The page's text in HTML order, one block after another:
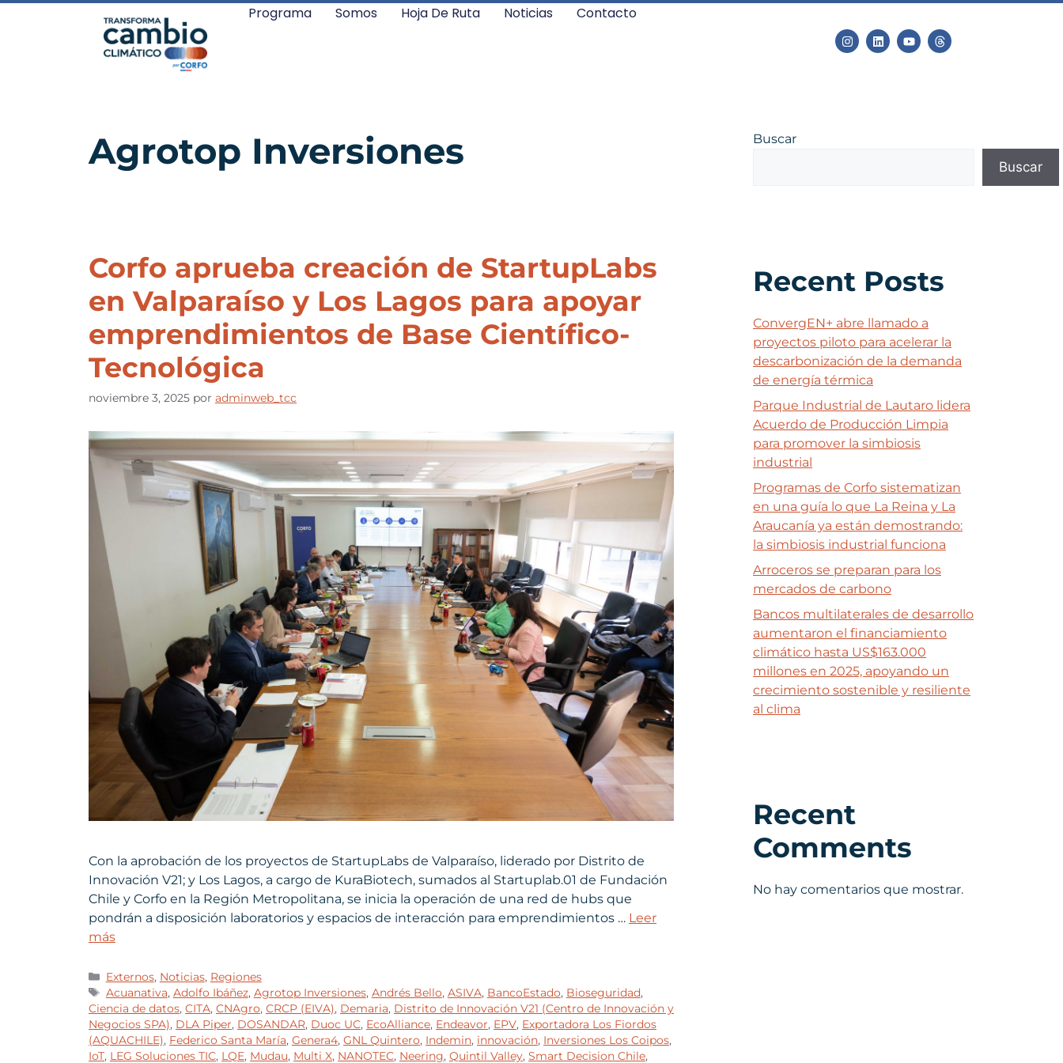
Programa Somos Hoja De Ruta Noticias Contacto
Agrotop Inversiones
Corfo aprueba creación de StartupLabs
en Valparaíso y Los Lagos para apoyar
emprendimientos de Base Científico-
Tecnológica
noviembre 3, 2025 por adminweb_tcc
Con la aprobación de los proyectos de StartupLabs de Valparaíso, liderado por Distrito de
Innovación V21; y Los Lagos, a cargo de KuraBiotech, sumados al Startuplab.01 de Fundación
Chile y Corfo en la Región Metropolitana, se inicia la operación de una red de hubs que
pondrán a disposición laboratorios y espacios de interacción para emprendimientos … Leer
más
Externos, Noticias, Regiones
Acuanativa, Adolfo Ibáñez, Agrotop Inversiones, Andrés Bello, ASIVA, BancoEstado, Bioseguridad,
Ciencia de datos, CITA, CNAgro, CRCP (EIVA), Demaria, Distrito de Innovación V21 (Centro de Innovación y
Negocios SPA), DLA Piper, DOSANDAR, Duoc UC, EcoAlliance, Endeavor, EPV, Exportadora Los Fiordos
(AQUACHILE), Federico Santa María, Genera4, GNL Quintero, Indemin, innovación, Inversiones Los Coipos,
IoT, LEG Soluciones TIC, LQE, Mudau, Multi X, NANOTEC, Neering, Quintil Valley, Smart Decision Chile,
Buscar
Buscar
Recent Posts
ConvergEN+ abre llamado a
proyectos piloto para acelerar la
descarbonización de la demanda
de energía térmica
Parque Industrial de Lautaro lidera
Acuerdo de Producción Limpia
para promover la simbiosis
industrial
Programas de Corfo sistematizan
en una guía lo que La Reina y La
Araucanía ya están demostrando:
la simbiosis industrial funciona
Arroceros se preparan para los
mercados de carbono
Bancos multilaterales de desarrollo
aumentaron el financiamiento
climático hasta US$163.000
millones en 2025, apoyando un
crecimiento sostenible y resiliente
al clima
Recent
Comments
No hay comentarios que mostrar.